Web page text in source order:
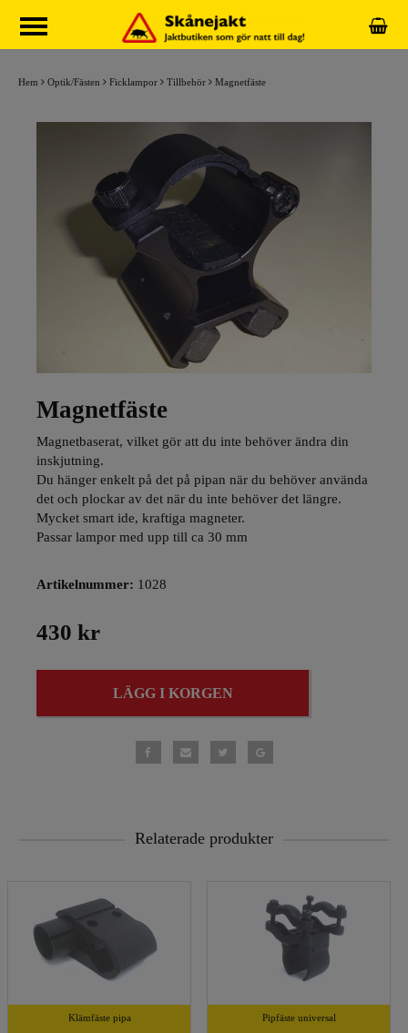
Hem Optik/Fästen Ficklampor Tillbehör Magnetfäste
Magnetfäste
Magnetbaserat, vilket gör att du inte behöver ändra din
inskjutning.
Du hänger enkelt på det på pipan när du behöver använda
det och plockar av det när du inte behöver det längre.
Mycket smart ide, kraftiga magneter.
Passar lampor med upp till ca 30 mm
Artikelnummer: 1028
430 kr
LÄGG I KORGEN
Relaterade produkter
Klämfäste pipa Pipfäste universal